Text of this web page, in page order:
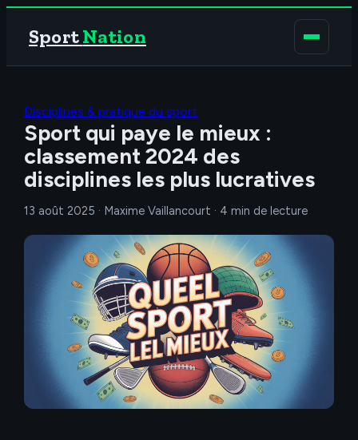
SportNation
Disciplines & pratique du sport
Sport qui paye le mieux :
classement 2024 des
disciplines les plus lucratives
13 août 2025 · Maxime Vaillancourt · 4 min de lecture